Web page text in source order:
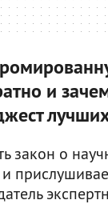
и
закон о